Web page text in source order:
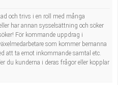
och trivs i en roll med många
har annan sysselsättning och söker
För kommande uppdrag i
som kommer bemanna
att ta emot inkommande samtal etc.
du kunderna i deras frågor eller kopplar